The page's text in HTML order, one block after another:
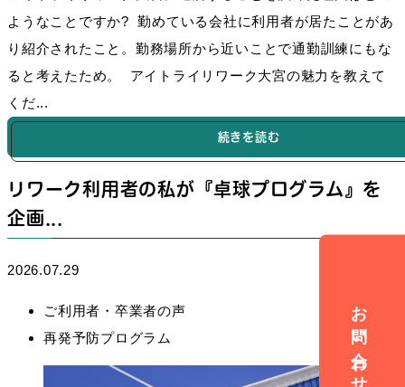
ようなことですか? 勤めている会社に利用者が居たことがあ
り紹介されたこと。勤務場所から近いことで通勤訓練にもな
ると考えたため。 アイトライリワーク大宮の魅力を教えて
くだ...
続きを読む
リワーク利用者の私が『卓球プログラム』を
企画...
2026.07.29
ご利用者・卒業者の声
再発予防プログラム
お問い合わせ